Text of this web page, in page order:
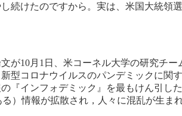
続けたのですから。実は、米国大統領
が10月1日、米コーネル大学の研究チー
型コロナウイルスのパンデミックに関
インフォデミック』を最もけん引し
）情報が拡散され，人々に混乱が生ま